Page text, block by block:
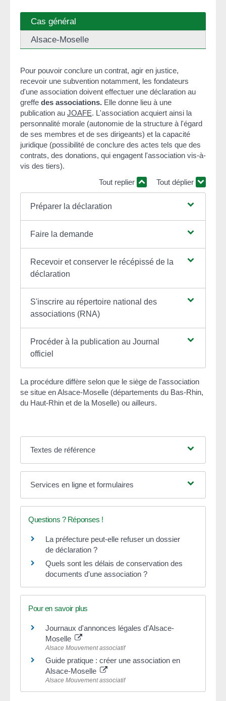
Cas général
Alsace-Moselle
Pour pouvoir conclure un contrat, agir en justice,
recevoir une subvention notamment, les fondateurs
d'une association doivent effectuer une déclaration au
greffe des associations. Elle donne lieu à une
publication au JOAFE. L'association acquiert ainsi la
personnalité morale (autonomie de la structure à l'égard
de ses membres et de ses dirigeants) et la capacité
juridique (possibilité de conclure des actes tels que des
contrats, des donations, qui engagent l'association vis-à-
vis des tiers).
Tout replier
Tout déplier
Préparer la déclaration
Faire la demande
Recevoir et conserver le récépissé de la
déclaration
S'inscrire au répertoire national des
associations (RNA)
Procéder à la publication au Journal
officiel
La procédure diffère selon que le siège de l'association
se situe en Alsace-Moselle (départements du Bas-Rhin,
du Haut-Rhin et de la Moselle) ou ailleurs.
Textes de référence
Services en ligne et formulaires
Questions ? Réponses !
La préfecture peut-elle refuser un dossier
de déclaration ?
Quels sont les délais de conservation des
documents d'une association ?
Pour en savoir plus
Journaux d'annonces légales d'Alsace-
Moselle
Alsace Mouvement associatif
Guide pratique : créer une association en
Alsace-Moselle
Alsace Mouvement associatif